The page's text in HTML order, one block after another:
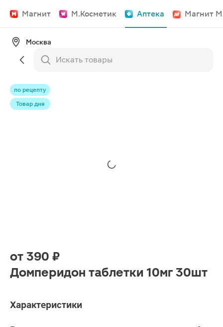
Магнит М.Косметик Аптека Магнит
Москва
по рецепту
Товар дня
от 390 ₽
Домперидон таблетки 10мг 30шт
Характеристики